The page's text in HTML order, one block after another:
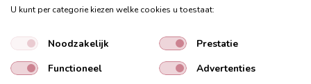
Omschrijving
Onderhoud
Garantie
U kunt per categorie kiezen welke cookies u toestaat:
Noodzakelijk
Prestatie
Functioneel
Advertenties